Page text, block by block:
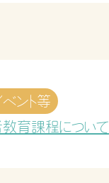
ベント等
育課程について